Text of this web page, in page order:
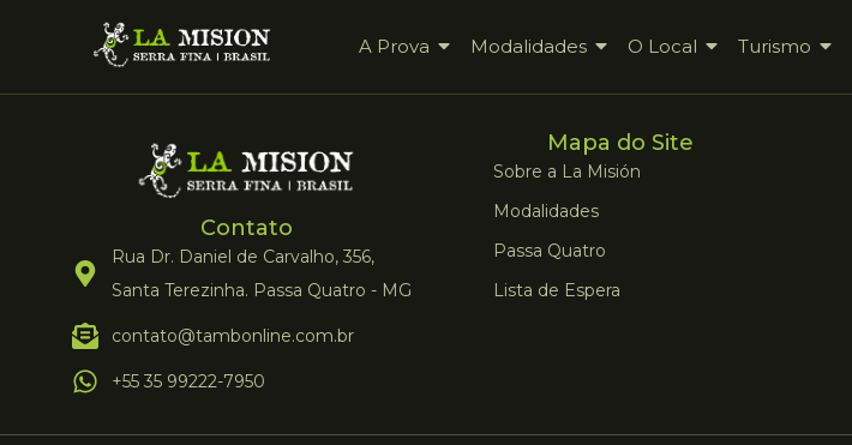
A Prova Modalidades O Local Turismo
Contato
Rua Dr. Daniel de Carvalho, 356,
Santa Terezinha. Passa Quatro - MG
contato@tambonline.com.br
+55 35 99222-7950
Mapa do Site
Sobre a La Misión
Modalidades
Passa Quatro
Lista de Espera